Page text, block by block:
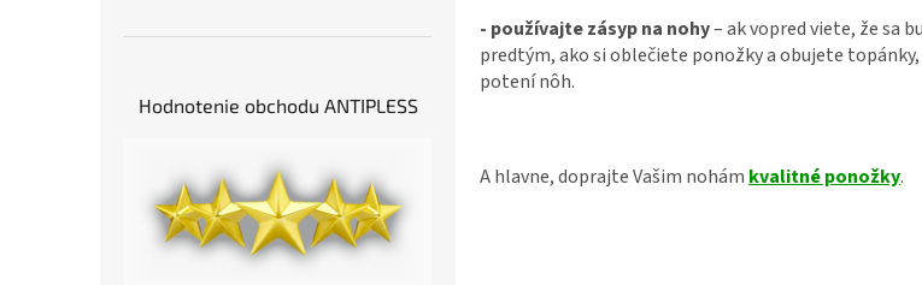
Hodnotenie obchodu ANTIPLESS
- používajte zásyp na nohy– ak vopred viete, že sa
predtým, ako si oblečiete ponožky a obujete
potení nôh.
A hlavne, doprajte Vašim nohám kvalitné ponožky.